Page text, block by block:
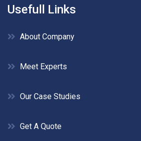
Usefull Links
About Company
Meet Experts
Our Case Studies
Get A Quote